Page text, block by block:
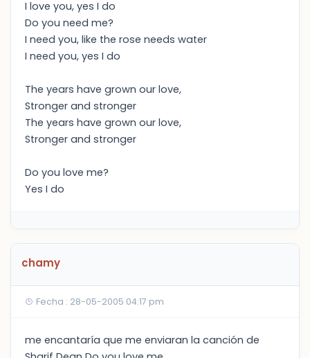
I love you, yes I do
Do you need me?
I need you, like the rose needs water
I need you, yes I do
The years have grown our love,
Stronger and stronger
The years have grown our love,
Stronger and stronger
Do you love me?
Yes I do
chamy
Fecha : 28-05-2005 04:17 pm
me encantaría que me enviaran la canción de